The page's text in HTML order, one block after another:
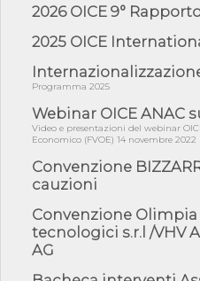
06/08/26 - Istat, produzione
06/08/26 - Dal 3 agosto in
06/08/26 - DL PA approvato in
06/08/26 - CdM: approvato il
mate...
06/08/26 - DDL delegazione
norme UE in m...
05/08/26 - DL Infrastrutture e
fiducia...
05/08/26 - Focus OICE sul DDL
amminist...
2026 OICE 9°
2025 OICE
Programma 2025
Webinar OICE ANAC
Video e presentazioni del webinar
Economico (FVOE) 14 novembre 2022
Convenzione
cauzioni
Convenzione
tecnologici s.r.l /VHV
AG